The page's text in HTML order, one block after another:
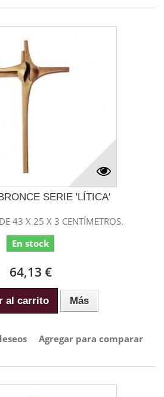
SERIE 'LÍTICA'
43 X 25 X 3 CENTÍMETROS.
En stock
64,13 €
al carrito Más
Agregar para comparar